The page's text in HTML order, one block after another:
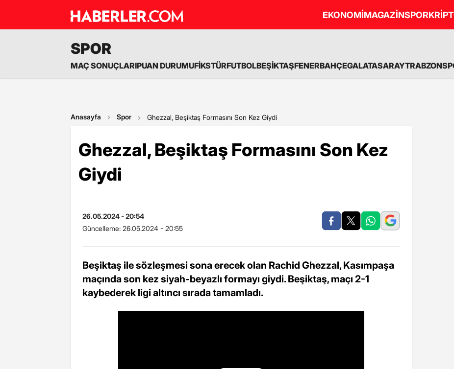
EKONOMİMAGAZİNSPOR
SPOR
MAÇ SONUÇLARIPUAN DURUMUFİKSTÜRFUTBOLBEŞİKTAŞFENERBAHÇEGALATASARAY
Anasayfa Spor Ghezzal, Beşiktaş Formasını Son Kez Giydi
Ghezzal, Beşiktaş Formasını Son Kez
Giydi
26.05.2024 - 20:54
Güncelleme: 26.05.2024 - 20:55
Beşiktaş ile sözleşmesi sona erecek olan Rachid Ghezzal, Kasımpaşa
maçında son kez siyah-beyazlı formayı giydi. Beşiktaş, maçı 2-1
kaybederek ligi altıncı sırada tamamladı.